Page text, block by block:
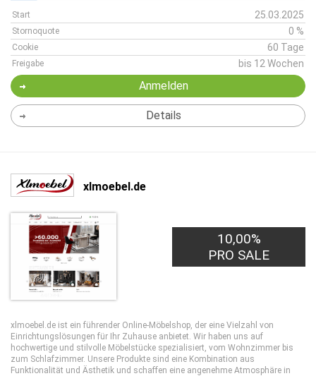
Start 25.03.2025
Stornoquote 0 %
Cookie 60 Tage
Freigabe bis 12 Wochen
Anmelden
Details
xlmoebel.de
10,00%
PRO SALE
xlmoebel.de ist ein führender Online-Möbelshop, der eine Vielzahl von
Einrichtungslösungen für Ihr Zuhause anbietet. Wir haben uns auf
hochwertige und stilvolle Möbelstücke spezialisiert, vom Wohnzimmer bis
zum Schlafzimmer. Unsere Produkte sind eine Kombination aus
Funktionalität und Ästhetik und schaffen eine angenehme Atmosphäre in